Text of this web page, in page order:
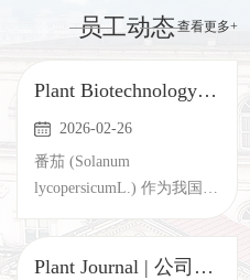
员工动态查看更多+
Plant Biotechnology Journal | 公司李金华教授团队揭示SlWRKY16–CIP2b...
2026-02-26
番茄 (Solanum
lycopersicumL.) 作为我国重
和品质易受环境胁...
Plant Journal | 公司李金华教授团队揭示Slmsh1介导的番茄育种改良性状...